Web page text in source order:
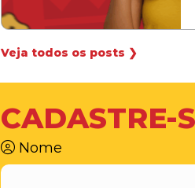
Veja todos os posts ❯
CADASTRE-
Nome